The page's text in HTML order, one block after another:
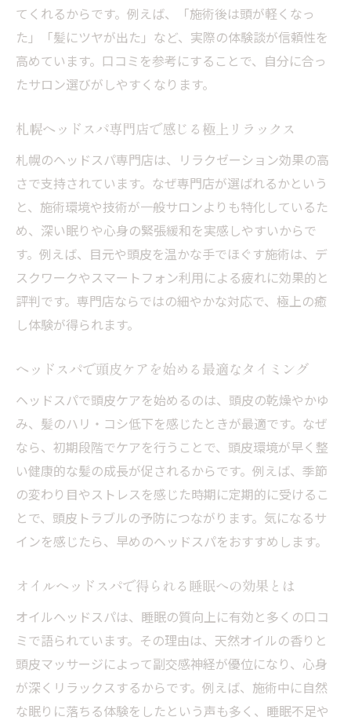
札幌ヘッドスパで髪と頭皮が変わる理由を
探る
ヘッドスパ体験者の口コミで分かる満足感
専門店のヘッドスパが与えるリラクゼーシ
寝落ちできるヘッドスパが人気の秘密とは
ヘッドスパで実感した心身の変化とその持
続
口コミで判明した札幌ヘッドスパの評判
リラクゼーションを求めるなら大通駅周辺へ
大通駅周辺で受けるヘッドスパの魅力とは
口コミ人気が高いヘッドスパ専門店の特徴
リラクゼーション効果に優れたヘッドスパ
オイルヘッドスパで味わう贅沢なひととき
札幌ヘッドスパで叶う深い癒しと安らぎ
今日利用できるおすすめヘッドスパを紹介
ヘッドスパの持続力と口コミ評価を徹底解説
ヘッドスパの効果はどれくらい続くのか検
証
口コミから読み解くヘッドスパの持続時間
は
ヘッドマニアも注目するヘッドスパの評判
札幌ヘッドスパの持続力を実体験から解説
口コミ評価で選ぶヘッドスパの選び方ポイ
ント
専門的ケアで頭皮と髪が変わる理由
てくれるからです。例えば、「施術後は頭が軽くなっ
た」「髪にツヤが出た」など、実際の体験談が信頼性を
高めています。口コミを参考にすることで、自分に合っ
たサロン選びがしやすくなります。
札幌ヘッドスパ専門店で感じる極上リラックス
札幌のヘッドスパ専門店は、リラクゼーション効果の高
さで支持されています。なぜ専門店が選ばれるかという
と、施術環境や技術が一般サロンよりも特化しているた
め、深い眠りや心身の緊張緩和を実感しやすいからで
す。例えば、目元や頭皮を温かな手でほぐす施術は、デ
スクワークやスマートフォン利用による疲れに効果的と
評判です。専門店ならではの細やかな対応で、極上の癒
し体験が得られます。
ヘッドスパで頭皮ケアを始める最適なタイミング
ヘッドスパで頭皮ケアを始めるのは、頭皮の乾燥やかゆ
み、髪のハリ・コシ低下を感じたときが最適です。なぜ
なら、初期段階でケアを行うことで、頭皮環境が早く整
い健康的な髪の成長が促されるからです。例えば、季節
の変わり目やストレスを感じた時期に定期的に受けるこ
とで、頭皮トラブルの予防につながります。気になるサ
インを感じたら、早めのヘッドスパをおすすめします。
オイルヘッドスパで得られる睡眠への効果とは
オイルヘッドスパは、睡眠の質向上に有効と多くの口コ
ミで語られています。その理由は、天然オイルの香りと
頭皮マッサージによって副交感神経が優位になり、心身
が深くリラックスするからです。例えば、施術中に自然
な眠りに落ちる体験をしたという声も多く、睡眠不足や